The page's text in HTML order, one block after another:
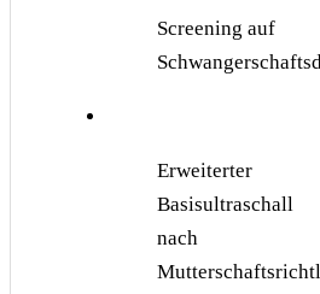
Screening auf
Erweiterter
Basisultraschall
nach